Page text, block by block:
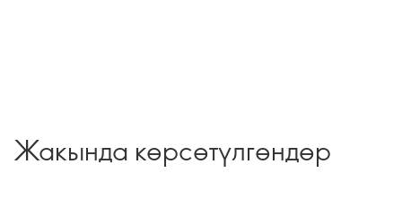
Жакында көрсөтүлгөндөр